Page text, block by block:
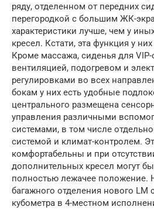
ряду, отделенном от передних
перегородкой с большим ЖК-
характеристики лучше, чем у
кресел. Кстати, эта функция у
Кроме массажа, сиденья для
вентиляцией, подогревом и
регулировками во всех
бокам у них есть удобные
центрального размещена
управления различными
системами, в том числе
системой и климат-контролем.
комфортабельны и при
дополнительных кресел могут
полностью лежачее
багажного отделения нового LM
кубометра в 4-местном